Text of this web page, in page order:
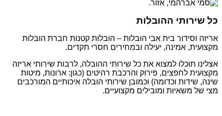
כל שירותי ההובלות
אריזה וסידור בית אבי הובלות – הובלות קטנות חברת הובלות
מקצועית, אמינה, יעילה ובמחירים חסרי תקדים.
אצלינו תוכלו למצוא את כל שירותי ההובלה, לרבות שירותי אריזה
מקצועית לחפצים, פירוק והרכבת רהיטים (כגון: ארונות, מיטות
שינה, שידות וכדומה) וכמובן שירותי הובלה איכותיים המורכבים
מצי של משאיות ומובילים מקצועיים.